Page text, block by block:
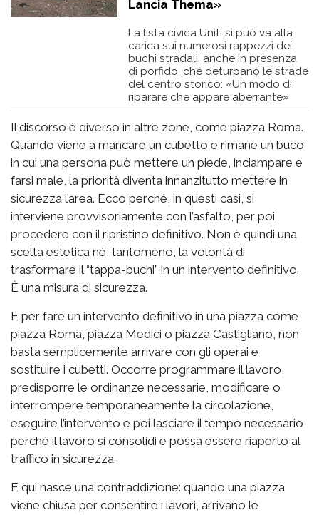
Lancia Thema»
La lista civica Uniti si può va alla
carica sui numerosi rappezzi dei
buchi stradali, anche in presenza
di porfido, che deturpano le strade
del centro storico: «Un modo di
riparare che appare aberrante»
Il discorso è diverso in altre zone, come piazza Roma.
Quando viene a mancare un cubetto e rimane un buco
in cui una persona può mettere un piede, inciampare e
farsi male, la priorità diventa innanzitutto mettere in
sicurezza l’area. Ecco perché, in questi casi, si
interviene provvisoriamente con l’asfalto, per poi
procedere con il ripristino definitivo. Non è quindi una
scelta estetica né, tantomeno, la volontà di
trasformare il “tappa-buchi” in un intervento definitivo.
È una misura di sicurezza.
E per fare un intervento definitivo in una piazza come
piazza Roma, piazza Medici o piazza Castigliano, non
basta semplicemente arrivare con gli operai e
sostituire i cubetti. Occorre programmare il lavoro,
predisporre le ordinanze necessarie, modificare o
interrompere temporaneamente la circolazione,
eseguire l’intervento e poi lasciare il tempo necessario
perché il lavoro si consolidi e possa essere riaperto al
traffico in sicurezza.
E qui nasce una contraddizione: quando una piazza
viene chiusa per consentire i lavori, arrivano le